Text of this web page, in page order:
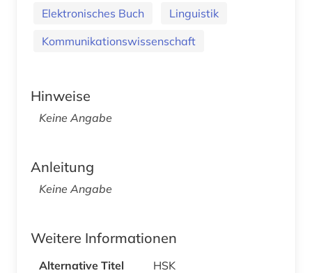
Elektronisches Buch
Linguistik
Kommunikationswissenschaft
Hinweise
Keine Angabe
Anleitung
Keine Angabe
Weitere Informationen
Alternative Titel
HSK